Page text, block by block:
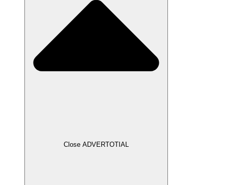
Close ADVERTOTIAL